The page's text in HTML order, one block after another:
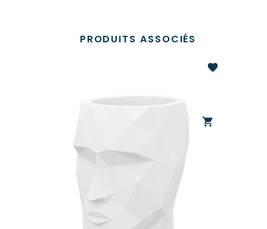
PRODUITS ASSOCIÉS
favorite
shopping_cart